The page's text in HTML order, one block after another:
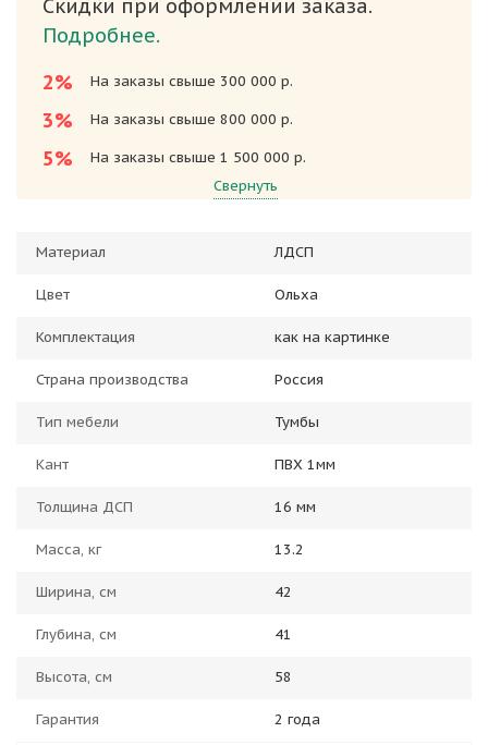
Скидки при оформлении заказа.
Подробнее.
2%
На заказы свыше 300 000 р.
3% На заказы свыше 800 000 р.
5%
На заказы свыше 1 500 000 р.
Свернуть
Материал ЛДСП
Цвет Ольха
Комплектация как на картинке
Страна производства Россия
Тип мебели Тумбы
Кант ПВХ 1мм
Толщина ДСП 16 мм
Масса, кг 13.2
Ширина, см 42
Глубина, см 41
Высота, см 58
Гарантия 2 года